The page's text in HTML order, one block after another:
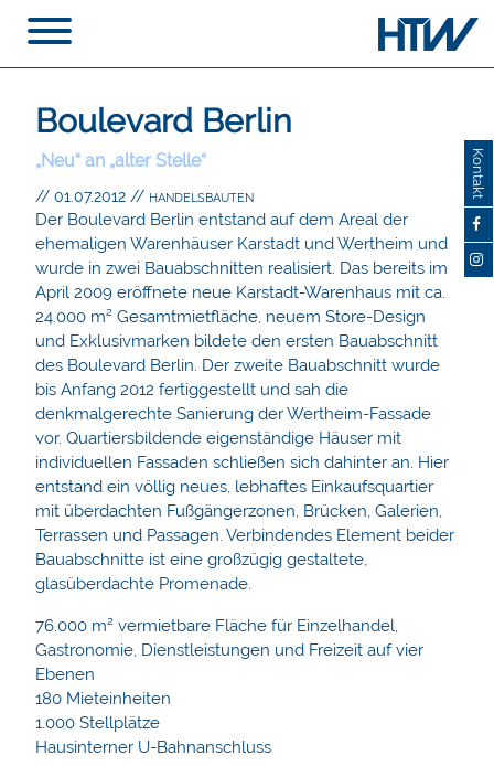
Kontakt
Boulevard Berlin
„Neu“ an „alter Stelle“
// 01.07.2012 // HANDELSBAUTEN
Der Boulevard Berlin entstand auf dem Areal der
ehemaligen Warenhäuser Karstadt und Wertheim und
wurde in zwei Bauabschnitten realisiert. Das bereits im
April 2009 eröffnete neue Karstadt-Warenhaus mit ca.
24.000 m² Gesamtmietfläche, neuem Store-Design
und Exklusivmarken bildete den ersten Bauabschnitt
des Boulevard Berlin. Der zweite Bauabschnitt wurde
bis Anfang 2012 fertiggestellt und sah die
denkmalgerechte Sanierung der Wertheim-Fassade
vor. Quartiersbildende eigenständige Häuser mit
individuellen Fassaden schließen sich dahinter an. Hier
entstand ein völlig neues, lebhaftes Einkaufsquartier
mit überdachten Fußgängerzonen, Brücken, Galerien,
Terrassen und Passagen. Verbindendes Element beider
Bauabschnitte ist eine großzügig gestaltete,
glasüberdachte Promenade.
76.000 m² vermietbare Fläche für Einzelhandel,
Gastronomie, Dienstleistungen und Freizeit auf vier
Ebenen
180 Mieteinheiten
1.000 Stellplätze
Hausinterner U-Bahnanschluss